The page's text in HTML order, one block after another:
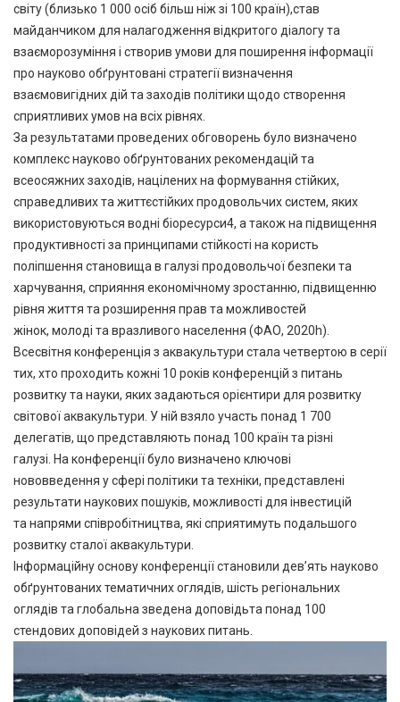
світу (близько 1 000 осіб більш ніж зі 100 країн),став
майданчиком для налагодження відкритого діалогу та
взаєморозуміння і створив умови для поширення інформації
про науково обґрунтовані стратегії визначення
взаємовигідних дій та заходів політики щодо створення
сприятливих умов на всіх рівнях.
За результатами проведених обговорень було визначено
комплекс науково обґрунтованих рекомендацій та
всеосяжних заходів, націлених на формування стійких,
справедливих та життєстійких продовольчих систем, яких
використовуються водні біоресурси4, а також на підвищення
продуктивності за принципами стійкості на користь
поліпшення становища в галузі продовольчої безпеки та
харчування, сприяння економічному зростанню, підвищенню
рівня життя та розширення прав та можливостей
жінок, молоді та вразливого населення (ФАО, 2020h).
Всесвітня конференція з аквакультури стала четвертою в серії
тих, хто проходить кожні 10 років конференцій з питань
розвитку та науки, яких задаються орієнтири для розвитку
світової аквакультури. У ній взяло участь понад 1 700
делегатів, що представляють понад 100 країн та різні
галузі. На конференції було визначено ключові
нововведення у сфері політики та техніки, представлені
результати наукових пошуків, можливості для інвестицій
та напрями співробітництва, які сприятимуть подальшого
розвитку сталої аквакультури.
Інформаційну основу конференції становили дев’ять науково
обґрунтованих тематичних оглядів, шість регіональних
оглядів та глобальна зведена доповідьта понад 100
стендових доповідей з наукових питань.